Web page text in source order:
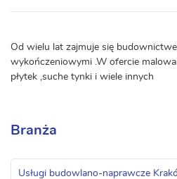
Od wielu lat zajmuje się
wykończeniowymi .W ofercie
płytek ,suche tynki i wiele innych
Branża
Usługi budowlano-naprawcze